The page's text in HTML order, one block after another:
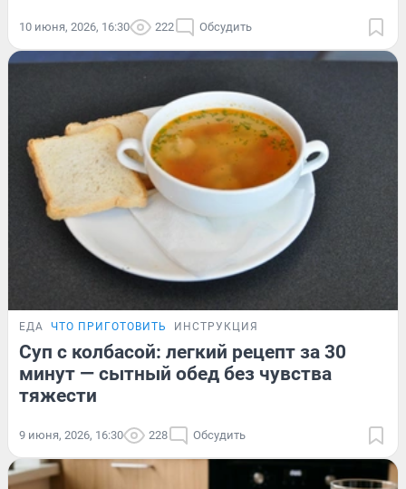
10 июня, 2026, 16:30 222 Обсудить
ЕДА ЧТО ПРИГОТОВИТЬ ИНСТРУКЦИЯ
Суп с колбасой: легкий рецепт за 30
минут — сытный обед без чувства
тяжести
9 июня, 2026, 16:30 228 Обсудить